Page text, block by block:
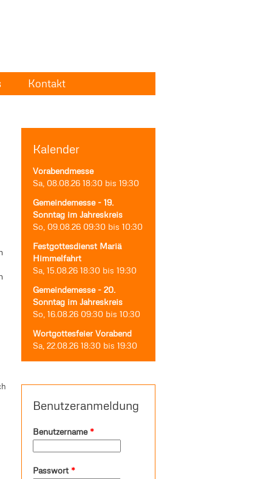
Kontakt
Kalender
Vorabendmesse
Sa, 08.08.26 18:30 bis 19:30
Gemeindemesse - 19.
Sonntag im Jahreskreis
So, 09.08.26 09:30 bis 10:30
Festgottesdienst Mariä
Himmelfahrt
Sa, 15.08.26 18:30 bis 19:30
Gemeindemesse - 20.
Sonntag im Jahreskreis
So, 16.08.26 09:30 bis 10:30
Wortgottesfeier Vorabend
Sa, 22.08.26 18:30 bis 19:30
Benutzeranmeldung
Benutzername *
Passwort *